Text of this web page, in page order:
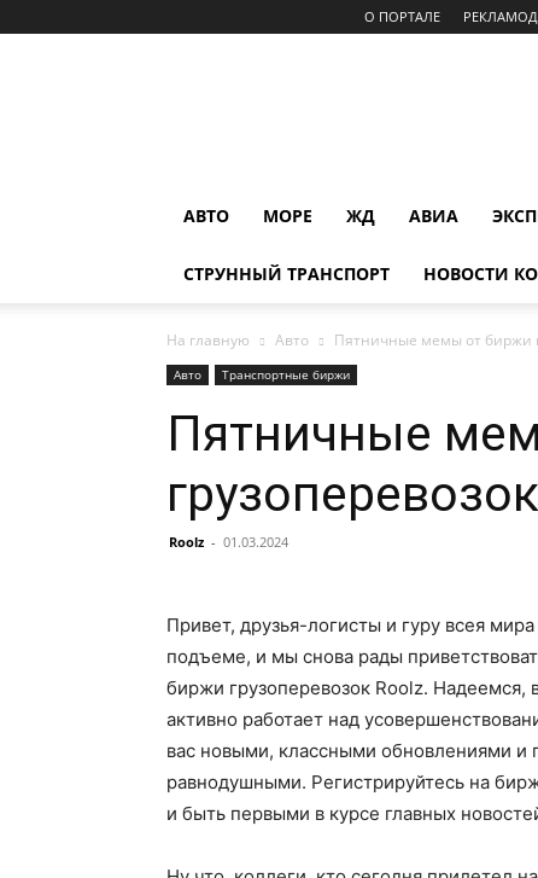
О ПОРТАЛЕ
АВТО МОРЕ ЖД АВИА
СТРУННЫЙ ТРАНСПОРТ НОВОСТИ
На главную Авто Пятничные мемы от биржи
Авто Транспортные биржи
Пятничные
Roolz - 01.03.2024
Привет, друзья-логисты и гуру всея
подъеме, и мы снова рады
биржи грузоперевозок Roolz.
активно работает над
вас новыми, классными обновлениями и
равнодушными. Регистрируйтесь на
и быть первыми в курсе главных